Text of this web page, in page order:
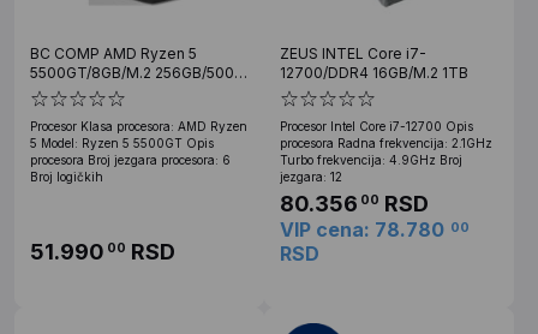
BC COMP AMD Ryzen 5
5500GT/8GB/M.2 256GB/500W
// Win11Pro
Procesor Klasa procesora: AMD Ryzen
5 Model: Ryzen 5 5500GT Opis
procesora Broj jezgara procesora: 6
Broj logičkih
51.990 00 RSD
ZEUS INTEL Core i7-
12700/DDR4 16GB/M.2 1TB
Procesor Intel Core i7-12700 Opis
procesora Radna frekvencija: 2.1GHz
Turbo frekvencija: 4.9GHz Broj
jezgara: 12
80.356 00 RSD
VIP cena: 78.780 00
RSD